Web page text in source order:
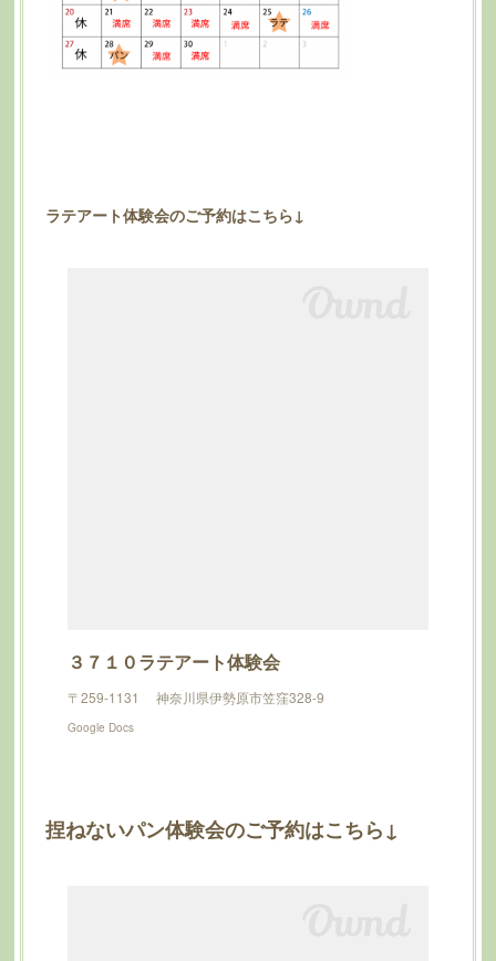
ラテアート体験会のご予約はこちら↓
３７１０ラテアート体験会
〒259-1131 神奈川県伊勢原市笠窪328-9
Google Docs
捏ねないパン体験会のご予約はこちら↓